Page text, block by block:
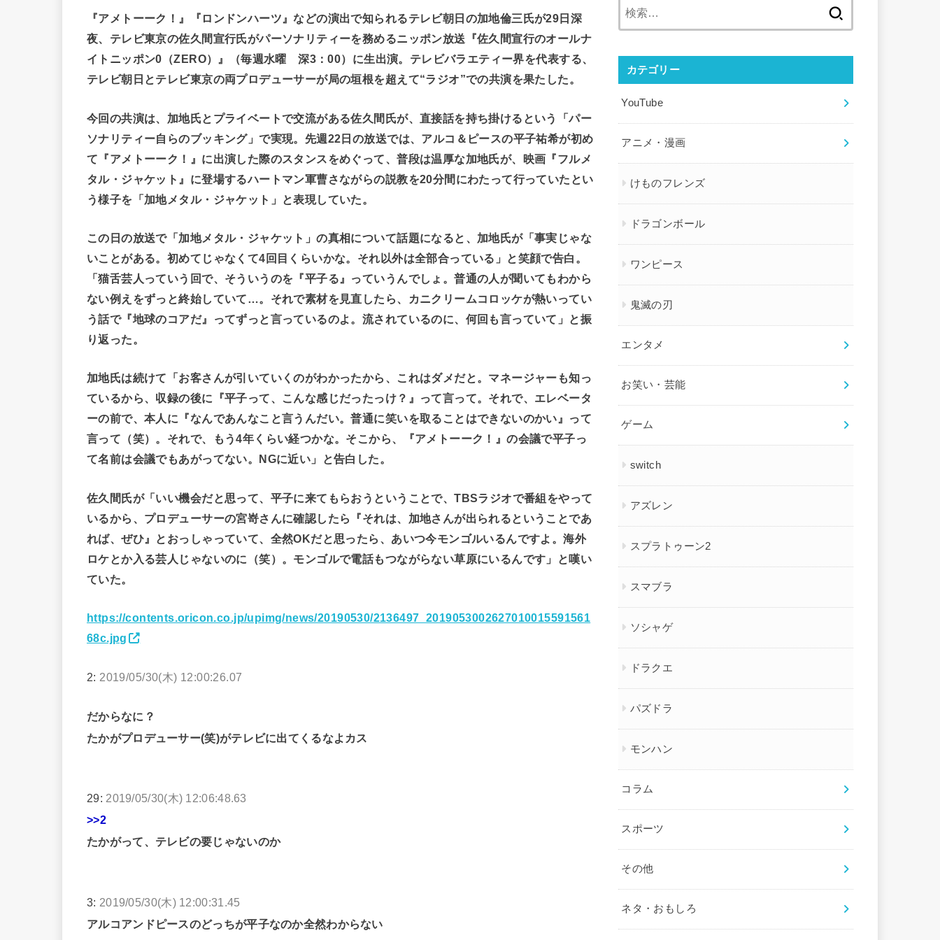
『アメトーーク！』『ロンドンハーツ』などの演出で知られるテレビ朝日の加地倫三氏が29日深
夜、テレビ東京の佐久間宣行氏がパーソナリティーを務めるニッポン放送『佐久間宣行のオールナ
イトニッポン0（ZERO）』（毎週水曜 深3：00）に生出演。テレビバラエティー界を代表する、
テレビ朝日とテレビ東京の両プロデューサーが局の垣根を超えて“ラジオ”での共演を果たした。
今回の共演は、加地氏とプライベートで交流がある佐久間氏が、直接話を持ち掛けるという「パー
ソナリティー自らのブッキング」で実現。先週22日の放送では、アルコ＆ピースの平子祐希が初め
て『アメトーーク！』に出演した際のスタンスをめぐって、普段は温厚な加地氏が、映画『フルメ
タル・ジャケット』に登場するハートマン軍曹さながらの説教を20分間にわたって行っていたとい
う様子を「加地メタル・ジャケット」と表現していた。
この日の放送で「加地メタル・ジャケット」の真相について話題になると、加地氏が「事実じゃな
いことがある。初めてじゃなくて4回目くらいかな。それ以外は全部合っている」と笑顔で告白。
「猫舌芸人っていう回で、そういうのを『平子る』っていうんでしょ。普通の人が聞いてもわから
ない例えをずっと終始していて…。それで素材を見直したら、カニクリームコロッケが熱いってい
う話で『地球のコアだ』ってずっと言っているのよ。流されているのに、何回も言っていて」と振
り返った。
加地氏は続けて「お客さんが引いていくのがわかったから、これはダメだと。マネージャーも知っ
ているから、収録の後に『平子って、こんな感じだったっけ？』って言って。それで、エレベータ
ーの前で、本人に『なんであんなこと言うんだい。普通に笑いを取ることはできないのかい』って
言って（笑）。それで、もう4年くらい経つかな。そこから、『アメトーーク！』の会議で平子っ
て名前は会議でもあがってない。NGに近い」と告白した。
佐久間氏が「いい機会だと思って、平子に来てもらおうということで、TBSラジオで番組をやって
いるから、プロデューサーの宮嵜さんに確認したら『それは、加地さんが出られるということであ
れば、ぜひ』とおっしゃっていて、全然OKだと思ったら、あいつ今モンゴルいるんですよ。海外
ロケとか入る芸人じゃないのに（笑）。モンゴルで電話もつながらない草原にいるんです」と嘆い
ていた。
https://contents.oricon.co.jp/upimg/news/20190530/2136497_2019053002627010015591561
68c.jpg
2: 2019/05/30(木) 12:00:26.07
だからなに？
たかがプロデューサー(笑)がテレビに出てくるなよカス
29: 2019/05/30(木) 12:06:48.63
>>2
たかがって、テレビの要じゃないのか
3: 2019/05/30(木) 12:00:31.45
アルコアンドピースのどっちが平子なのか全然わからない
カテゴリー
YouTube
アニメ・漫画
けものフレンズ
ドラゴンボール
ワンピース
鬼滅の刃
エンタメ
お笑い・芸能
ゲーム
switch
アズレン
スプラトゥーン2
スマブラ
ソシャゲ
ドラクエ
パズドラ
モンハン
コラム
スポーツ
その他
ネタ・おもしろ